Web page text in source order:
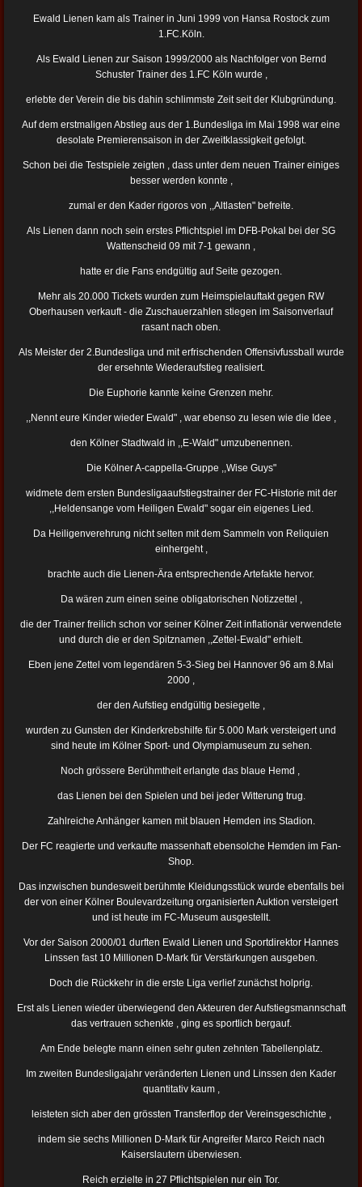
Ewald Lienen kam als Trainer in Juni 1999 von Hansa Rostock zum
1.FC.Köln.
Als Ewald Lienen zur Saison 1999/2000 als Nachfolger von Bernd
Schuster Trainer des 1.FC Köln wurde ,
erlebte der Verein die bis dahin schlimmste Zeit seit der Klubgründung.
Auf dem erstmaligen Abstieg aus der 1.Bundesliga im Mai 1998 war eine
desolate Premierensaison in der Zweitklassigkeit gefolgt.
Schon bei die Testspiele zeigten , dass unter dem neuen Trainer einiges
besser werden konnte ,
zumal er den Kader rigoros von ,,Altlasten" befreite.
Als Lienen dann noch sein erstes Pflichtspiel im DFB-Pokal bei der SG
Wattenscheid 09 mit 7-1 gewann ,
hatte er die Fans endgültig auf Seite gezogen.
Mehr als 20.000 Tickets wurden zum Heimspielauftakt gegen RW
Oberhausen verkauft - die Zuschauerzahlen stiegen im Saisonverlauf
rasant nach oben.
Als Meister der 2.Bundesliga und mit erfrischenden Offensivfussball wurde
der ersehnte Wiederaufstieg realisiert.
Die Euphorie kannte keine Grenzen mehr.
,,Nennt eure Kinder wieder Ewald" , war ebenso zu lesen wie die Idee ,
den Kölner Stadtwald in ,,E-Wald" umzubenennen.
Die Kölner A-cappella-Gruppe ,,Wise Guys"
widmete dem ersten Bundesligaaufstiegstrainer der FC-Historie mit der
,,Heldensange vom Heiligen Ewald" sogar ein eigenes Lied.
Da Heiligenverehrung nicht selten mit dem Sammeln von Reliquien
einhergeht ,
brachte auch die Lienen-Ära entsprechende Artefakte hervor.
Da wären zum einen seine obligatorischen Notizzettel ,
die der Trainer freilich schon vor seiner Kölner Zeit inflationär verwendete
und durch die er den Spitznamen ,,Zettel-Ewald" erhielt.
Eben jene Zettel vom legendären 5-3-Sieg bei Hannover 96 am 8.Mai
2000 ,
der den Aufstieg endgültig besiegelte ,
wurden zu Gunsten der Kinderkrebshilfe für 5.000 Mark versteigert und
sind heute im Kölner Sport- und Olympiamuseum zu sehen.
Noch grössere Berühmtheit erlangte das blaue Hemd ,
das Lienen bei den Spielen und bei jeder Witterung trug.
Zahlreiche Anhänger kamen mit blauen Hemden ins Stadion.
Der FC reagierte und verkaufte massenhaft ebensolche Hemden im Fan-
Shop.
Das inzwischen bundesweit berühmte Kleidungsstück wurde ebenfalls bei
der von einer Kölner Boulevardzeitung organisierten Auktion versteigert
und ist heute im FC-Museum ausgestellt.
Vor der Saison 2000/01 durften Ewald Lienen und Sportdirektor Hannes
Linssen fast 10 Millionen D-Mark für Verstärkungen ausgeben.
Doch die Rückkehr in die erste Liga verlief zunächst holprig.
Erst als Lienen wieder überwiegend den Akteuren der Aufstiegsmannschaft
das vertrauen schenkte , ging es sportlich bergauf.
Am Ende belegte mann einen sehr guten zehnten Tabellenplatz.
Im zweiten Bundesligajahr veränderten Lienen und Linssen den Kader
quantitativ kaum ,
leisteten sich aber den grössten Transferflop der Vereinsgeschichte ,
indem sie sechs Millionen D-Mark für Angreifer Marco Reich nach
Kaiserslautern überwiesen.
Reich erzielte in 27 Pflichtspielen nur ein Tor.